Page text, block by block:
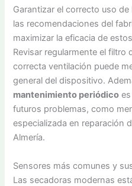
Garantizar el correcto uso
las recomendaciones del
maximizar la eficacia de
Revisar regularmente el filtro
correcta ventilación puede
general del dispositivo.
mantenimiento periódico
futuros problemas, como
especializada en reparación
Almería.
Sensores más comunes y
Las secadoras modernas